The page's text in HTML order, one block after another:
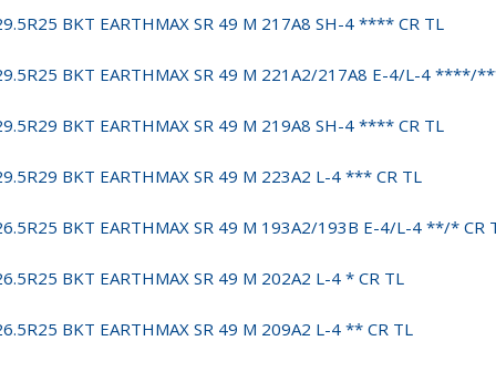
BKT EARTHMAX SR 49 M 217A8 SH-4 **** CR TL
BKT EARTHMAX SR 49 M 221A2/217A8 E-4/L-4 ****/
BKT EARTHMAX SR 49 M 219A8 SH-4 **** CR TL
BKT EARTHMAX SR 49 M 223A2 L-4 *** CR TL
BKT EARTHMAX SR 49 M 193A2/193B E-4/L-4 **/* CR
BKT EARTHMAX SR 49 M 202A2 L-4 * CR TL
BKT EARTHMAX SR 49 M 209A2 L-4 ** CR TL